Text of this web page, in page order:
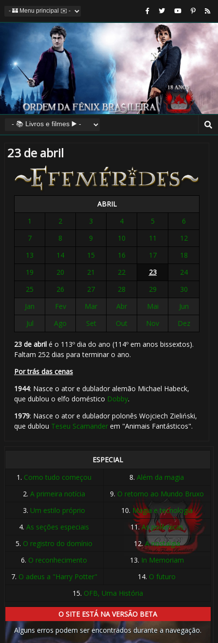
23 de abril
ABRIL
1
2 3 4 5
6
7
8 9 10 11
12
13
14 15 16 17
18
19
20 21 22 23
24
25
26 27 28 29
30
Jan
Fev Mar Abr Mai
Jun
Jul
Ago Set Out Nov Dez
23 de abrilé o 113º dia do ano (114º em anos bissextos).
Faltam 252 dias para terminar o ano.
Por trás das cenas
1944: Nasce o ator e dublador alemão Michael Habeck,
que dublou o elfo doméstico Dobby.
1979: Nasce o ator e dublador polonês Wojciech Zieliński,
que dublou Teseu Scamanderem "Animais Fantásticos".
ESPECIAL
1. Como tudo começou 8.Além da magia
2.A primeira notícia 9. O retorno ao Mundo Bruxo
3. Um estilo próprio 10. Magia e tecnologia
4.As seções especiais 11.As polêmicas
5. O registro do domínio 12.A nostalgia
6. O reconhecimento 13. In Memoriam
7. O adeus a "Harry Potter" 14. O futuro
15. OFB, Uma História
O SITE ESTÁ NA VERSÃO BETA
Alguns erros podem ser encontrados durante a navegação.